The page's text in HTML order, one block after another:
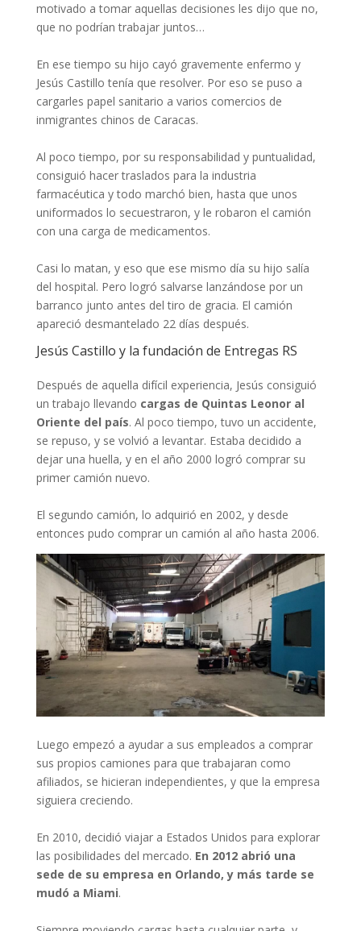
motivado a tomar aquellas decisiones les dijo que no,
que no podrían trabajar juntos…
En ese tiempo su hijo cayó gravemente enfermo y
Jesús Castillo tenía que resolver. Por eso se puso a
cargarles papel sanitario a varios comercios de
inmigrantes chinos de Caracas.
Al poco tiempo, por su responsabilidad y puntualidad,
consiguió hacer traslados para la industria
farmacéutica y todo marchó bien, hasta que unos
uniformados lo secuestraron, y le robaron el camión
con una carga de medicamentos.
Casi lo matan, y eso que ese mismo día su hijo salía
del hospital. Pero logró salvarse lanzándose por un
barranco junto antes del tiro de gracia. El camión
apareció desmantelado 22 días después.
Jesús Castillo y la fundación de Entregas RS
Después de aquella difícil experiencia, Jesús consiguió
un trabajo llevando cargas de Quintas Leonor al
Oriente del país. Al poco tiempo, tuvo un accidente,
se repuso, y se volvió a levantar. Estaba decidido a
dejar una huella, y en el año 2000 logró comprar su
primer camión nuevo.
El segundo camión, lo adquirió en 2002, y desde
entonces pudo comprar un camión al año hasta 2006.
Luego empezó a ayudar a sus empleados a comprar
sus propios camiones para que trabajaran como
afiliados, se hicieran independientes, y que la empresa
siguiera creciendo.
En 2010, decidió viajar a Estados Unidos para explorar
las posibilidades del mercado. En 2012 abrió una
sede de su empresa en Orlando, y más tarde se
mudó a Miami.